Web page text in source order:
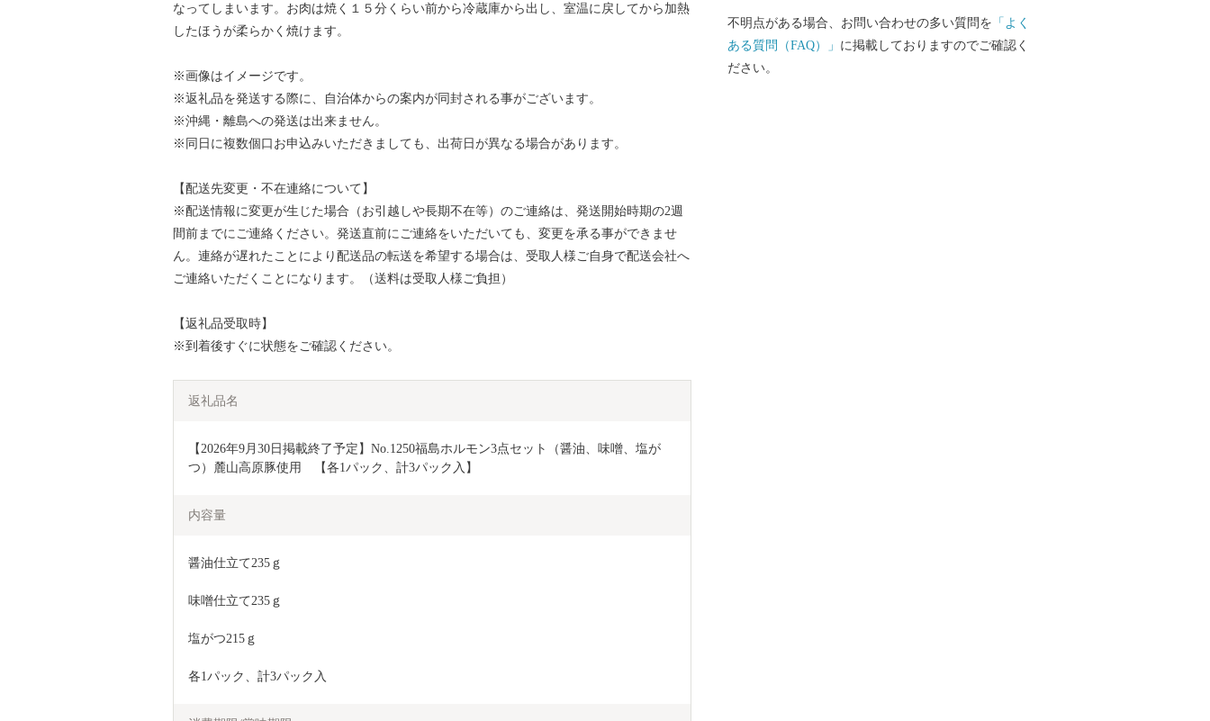
なってしまいます。お肉は焼く１５分くらい前から冷蔵庫から出し、室温に戻してから加熱
したほうが柔らかく焼けます。
※画像はイメージです。
※返礼品を発送する際に、自治体からの案内が同封される事がございます。
※沖縄・離島への発送は出来ません。
※同日に複数個口お申込みいただきましても、出荷日が異なる場合があります。
【配送先変更・不在連絡について】
※配送情報に変更が生じた場合（お引越しや長期不在等）のご連絡は、発送開始時期の2週
間前までにご連絡ください。発送直前にご連絡をいただいても、変更を承る事ができませ
ん。連絡が遅れたことにより配送品の転送を希望する場合は、受取人様ご自身で配送会社へ
ご連絡いただくことになります。（送料は受取人様ご負担）
【返礼品受取時】
※到着後すぐに状態をご確認ください。
返礼品名
【2026年9月30日掲載終了予定】No.1250福島ホルモン3点セット（醤油、味噌、塩が
つ）麓山高原豚使用　【各1パック、計3パック入】
内容量
醤油仕立て235ｇ
味噌仕立て235ｇ
塩がつ215ｇ
各1パック、計3パック入
不明点がある場合、お問い合わせの多い質問を 「よく
ある質問（FAQ）」 に掲載しておりますのでご確認く
ださい。